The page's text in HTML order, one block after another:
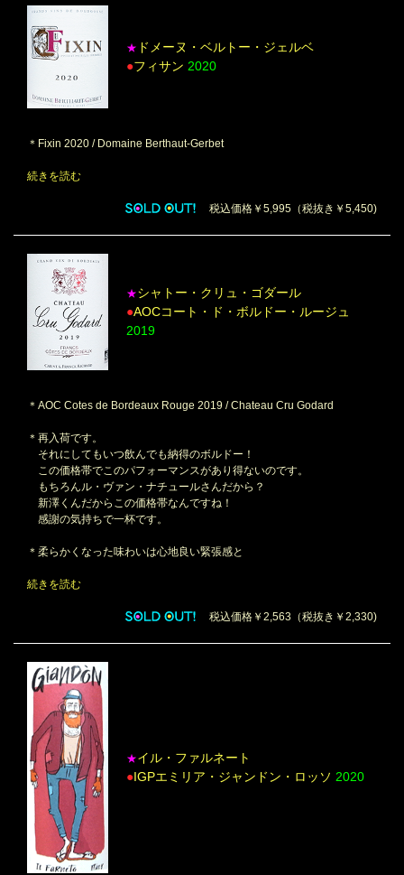
★ ドメーヌ・ベルトー・ジェルベ
●フィサン 2020
＊Fixin 2020 / Domaine Berthaut-Gerbet
続きを読む
税込価格￥5,995（税抜き￥5,450)
★シャトー・クリュ・ゴダール
●AOCコート・ド・ボルドー・ルージュ
2019
＊AOC Cotes de Bordeaux Rouge 2019 / Chateau Cru Godard
＊再入荷です。
それにしてもいつ飲んでも納得のボルドー！
この価格帯でこのパフォーマンスがあり得ないのです。
もちろんル・ヴァン・ナチュールさんだから？
新澤くんだからこの価格帯なんですね！
感謝の気持ちで一杯です。
＊柔らかくなった味わいは心地良い緊張感と
続きを読む
税込価格￥2,563（税抜き￥2,330)
★イル・ファルネート
●IGPエミリア・ジャンドン・ロッソ 2020